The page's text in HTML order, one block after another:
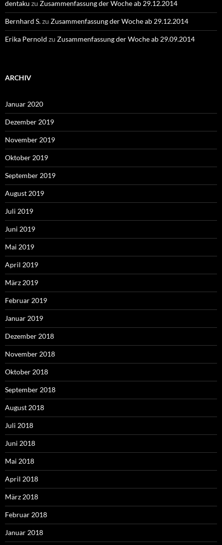
dentaku zu Zusammenfassung der Woche ab 29.12.2014
Bernhard S.zu Zusammenfassung der Woche ab 29.12.2014
Erika Pernold zu Zusammenfassung der Woche ab 29.09.2014
ARCHIV
Januar 2020
Dezember 2019
November 2019
Oktober 2019
September 2019
August 2019
Juli 2019
Juni 2019
Mai 2019
April 2019
März 2019
Februar 2019
Januar 2019
Dezember 2018
November 2018
Oktober 2018
September 2018
August 2018
Juli 2018
Juni 2018
Mai 2018
April 2018
März 2018
Februar 2018
Januar 2018